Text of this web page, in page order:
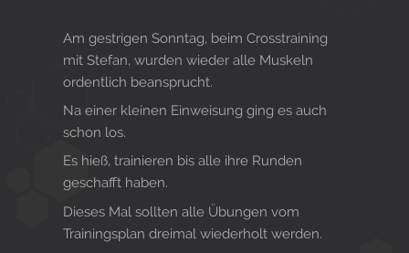
Aktiv für Ihre Gesundheit
Am gestrigen Sonntag, beim Crosstraining
mit Stefan, wurden wieder alle Muskeln
ordentlich beansprucht.
Na einer kleinen Einweisung ging es auch
schon los.
Es hieß, trainieren bis alle ihre Runden
geschafft haben.
Dieses Mal sollten alle Übungen vom
Trainingsplan dreimal wiederholt werden.